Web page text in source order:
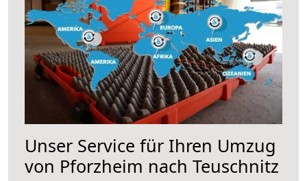
Unser Service für Ihren Umzug
von Pforzheim nach Teuschnitz